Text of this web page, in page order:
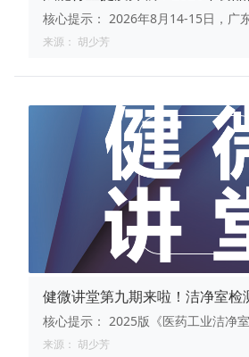
暨实验室质量控制专题培训班（
启幕
核心提示： 2026年8月14-15日，广
位将在肇庆举办“食品微生物检验技
式，聚焦GB 4789标准落地、微生物
者开放。课程涵盖培养基质控、致病
核心内容，由资深专家授课并颁发培
月10日，名额有限，详情可联系主办
来源： 胡少芳
健微讲堂第九期来啦！洁净室检
训：2025版三标准变更案例与
核心提示： 2025版《医药工业洁净
浮游菌、沉降菌测试方法》三项国标
来源： 胡少芳